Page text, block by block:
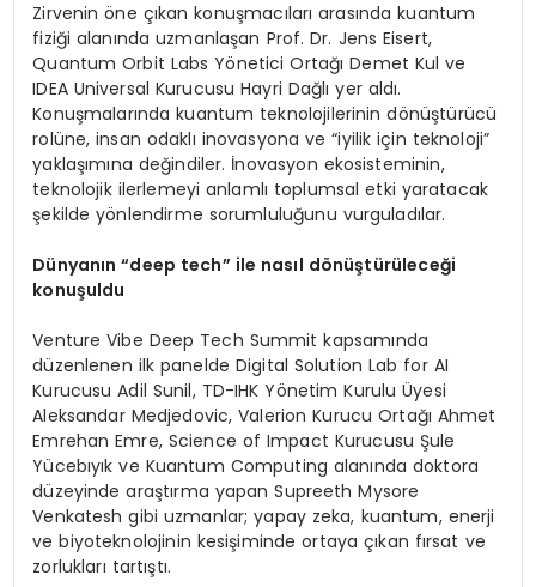
Zirvenin öne çıkan konuşmacıları arasında kuantum
fiziği alanında uzmanlaşan Prof. Dr. Jens Eisert,
Quantum Orbit Labs Yönetici Ortağı Demet Kul ve
IDEA Universal Kurucusu Hayri Dağlı yer aldı.
Konuşmalarında kuantum teknolojilerinin dönüştürücü
rolüne, insan odaklı inovasyona ve “iyilik için teknoloji”
yaklaşımına değindiler. İnovasyon ekosisteminin,
teknolojik ilerlemeyi anlamlı toplumsal etki yaratacak
şekilde yönlendirme sorumluluğunu vurguladılar.
Dünyanın“deep tech” ile nasıl dönüştürüleceği
konuşuldu
Venture Vibe Deep Tech Summit kapsamında
düzenlenen ilk panelde Digital Solution Lab for AI
Kurucusu Adil Sunil, TD-IHK Yönetim Kurulu Üyesi
Aleksandar Medjedovic, Valerion Kurucu Ortağı Ahmet
Emrehan Emre, Science of Impact Kurucusu Şule
Yücebıyık ve Kuantum Computing alanında doktora
düzeyinde araştırma yapan Supreeth Mysore
Venkatesh gibi uzmanlar; yapay zeka, kuantum, enerji
ve biyoteknolojinin kesişiminde ortaya çıkan fırsat ve
zorlukları tartıştı.